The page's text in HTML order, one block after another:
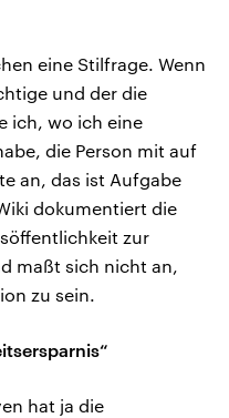
eine Stilfrage. Wenn
und der die
ich, wo ich eine
die Person mit auf
an, das ist Aufgabe
dokumentiert die
zur
maßt sich nicht an,
zu sein.
hat ja die